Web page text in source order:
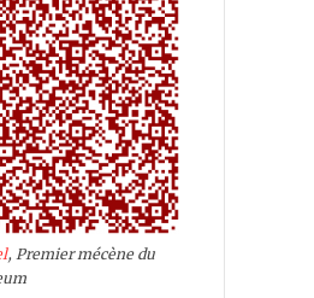
, Premier mécène du